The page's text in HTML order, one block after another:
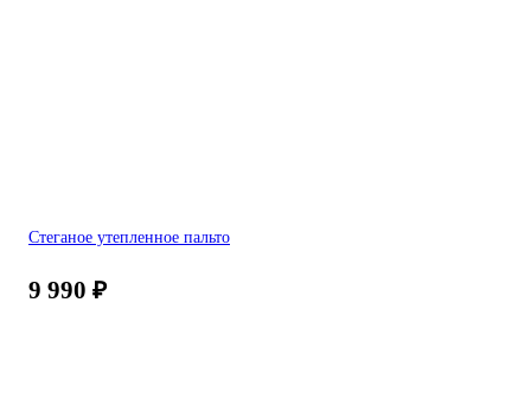
Стеганое утепленное пальто
9 990 ₽